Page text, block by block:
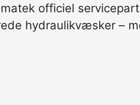
officiel
hydraulikvæsker –